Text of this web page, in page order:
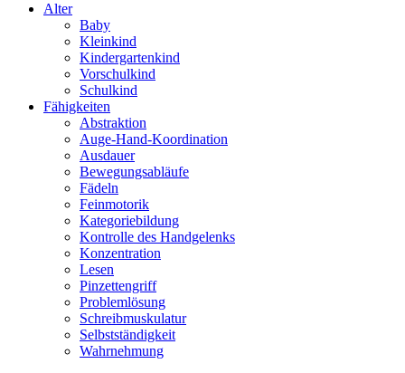
Alter
Baby
Kleinkind
Kindergartenkind
Vorschulkind
Schulkind
Fähigkeiten
Abstraktion
Auge-Hand-Koordination
Ausdauer
Bewegungsabläufe
Fädeln
Feinmotorik
Kategoriebildung
Kontrolle des Handgelenks
Konzentration
Lesen
Pinzettengriff
Problemlösung
Schreibmuskulatur
Selbstständigkeit
Wahrnehmung